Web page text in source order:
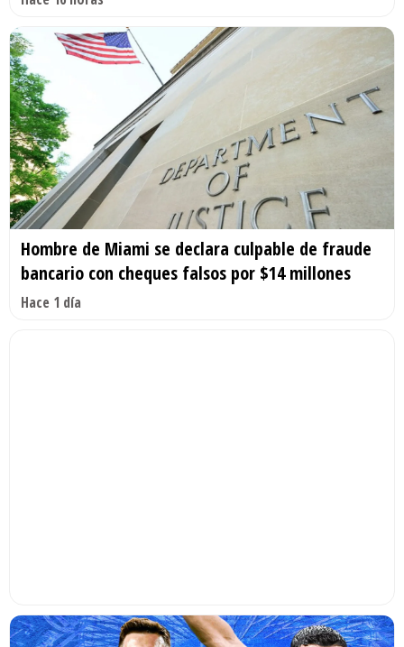
Hombre de Miami se declara culpable de fraude
bancario con cheques falsos por $14 millones
Hace 1 día